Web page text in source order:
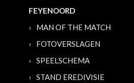
FEYENOORD
MAN OF THE MATCH
FOTOVERSLAGEN
SPEELSCHEMA
STAND EREDIVISIE